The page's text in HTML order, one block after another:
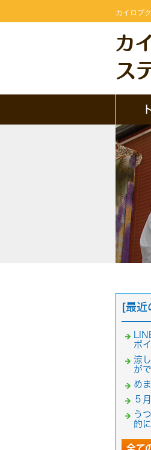
カイロプ
[最近
ポ
涼
が
め
５
う
的